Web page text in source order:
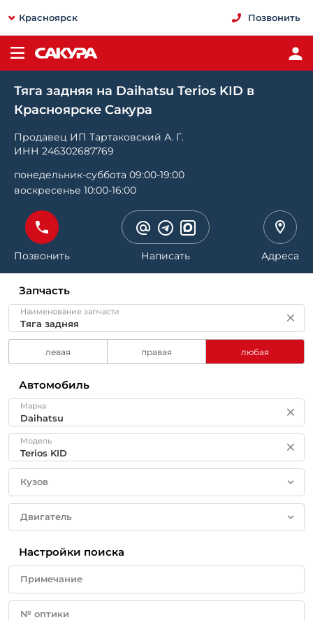
Красноярск Позвонить
Тяга задняя на Daihatsu Terios KID в
Красноярске Сакура
Продавец ИП Тартаковский А. Г.
ИНН 246302687769
понедельник-суббота 09:00-19:00
воскресенье 10:00-16:00
Позвонить Написать Адреса
Запчасть
Наименование запчасти
левая правая любая
Автомобиль
Марка
Модель
Кузов
Двигатель
Настройки поиска
Примечание
№ оптики